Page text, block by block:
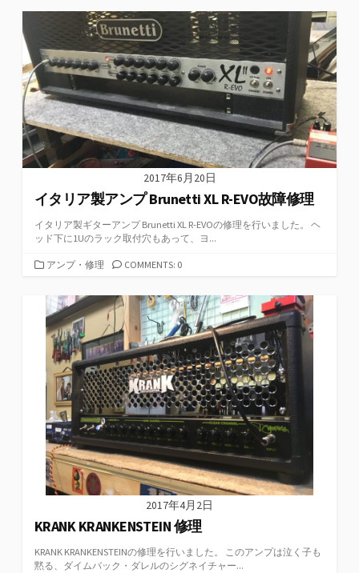
ゴ
2017年6月20日
イタリア製アンプ Brunetti XL R-EVO故障修理
イタリア製ギターアンプ Brunetti XL R-EVOの修理を行いました。 ヘ
ッド下に1Uのラック取付穴もあって、ヨ...
カ
ゴ
リ
ー
アンプ・修理 COMMENTS: 0
2017年4月2日
KRANK KRANKENSTEIN 修理
KRANK KRANKENSTEINの修理を行いました。 このアンプは泣く子も
黙る、ダイムバック・ダレルのシグネイチャー...